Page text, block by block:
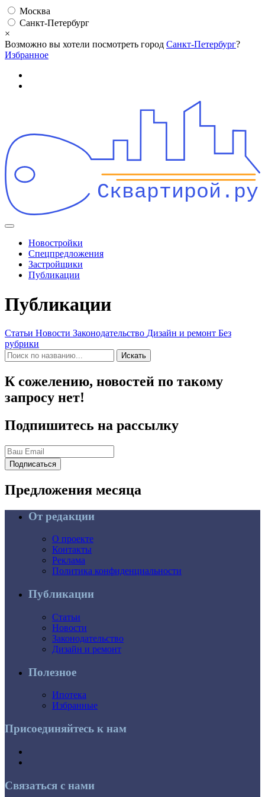
Москва
Санкт-Петербург
×
Возможно вы хотели посмотреть город Санкт-Петербург?
Избранное
Сквартирой.ру
Новостройки
Спецпредложения
Застройщики
Публикации
Публикации
Статьи Новости Законодательство Дизайн и ремонт Без
рубрики
Искать
К сожелению, новостей по такому
запросу нет!
Подпишитесь на рассылку
Подписаться
Предложения месяца
От редакции
О проекте
Контакты
Реклама
Политика конфиденциальности
Публикации
Статьи
Новости
Законодательство
Дизайн и ремонт
Полезное
Ипотека
Избранные
Присоединяйтесь к нам
Связаться с нами